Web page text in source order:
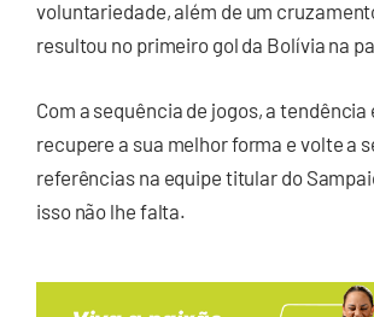
voluntariedade, além de um
resultou no primeiro gol da Bolívia na
Com a sequência de jogos, a tendência
recupere a sua melhor forma e volte a
referências na equipe titular do
isso não lhe falta.